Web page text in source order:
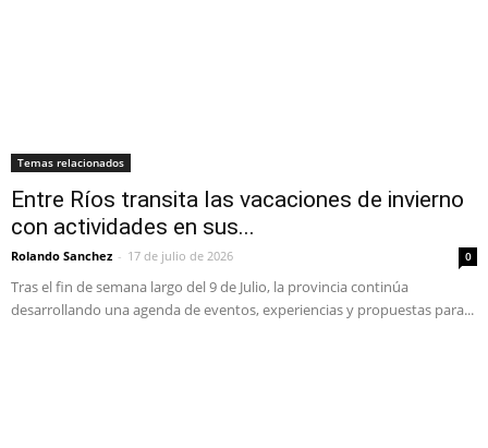
Temas relacionados
Entre Ríos transita las vacaciones de invierno
con actividades en sus...
Rolando Sanchez - 17 de julio de 2026 0
Tras el fin de semana largo del 9 de Julio, la provincia continúa
desarrollando una agenda de eventos, experiencias y propuestas para...